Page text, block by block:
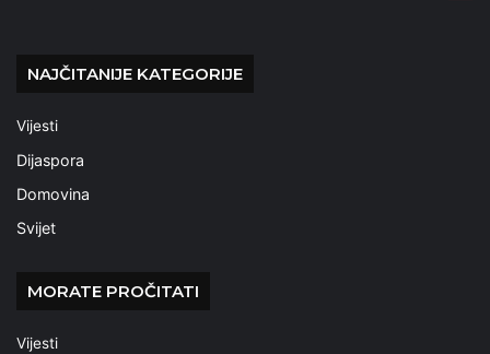
NAJČITANIJE KATEGORIJE
Vijesti
Dijaspora
Domovina
Svijet
MORATE PROČITATI
Vijesti